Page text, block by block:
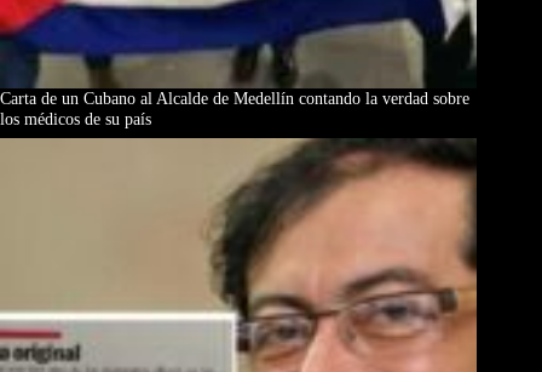
Carta de un Cubano al Alcalde de Medellín contando la verdad sobre
los médicos de su país